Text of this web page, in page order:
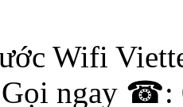
Wifi
ngay ☎: